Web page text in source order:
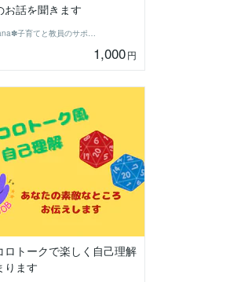
お話を聞きます
hana✽子育てと教員のサポーター
1,000円
ロトークで楽しく自己理解
ります